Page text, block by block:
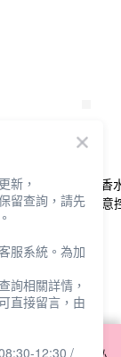
水平衡RELAX香
髮500g甦醒綠意
詳情，及若您不希
新，
留查詢，請先
服系統。為加
詢相關詳情，
直接留言，由
12:30 /